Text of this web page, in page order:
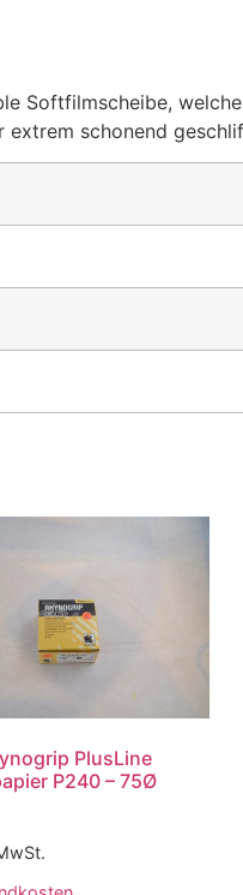
Softfilmscheibe,
schonend
PlusLine
P240 – 75Ø